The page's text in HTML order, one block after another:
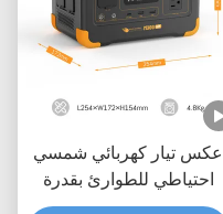
عكس تيار كهربائي شمسي
احتياطي للطوارئ بقدرة
300 واط مع سعة 288 واط